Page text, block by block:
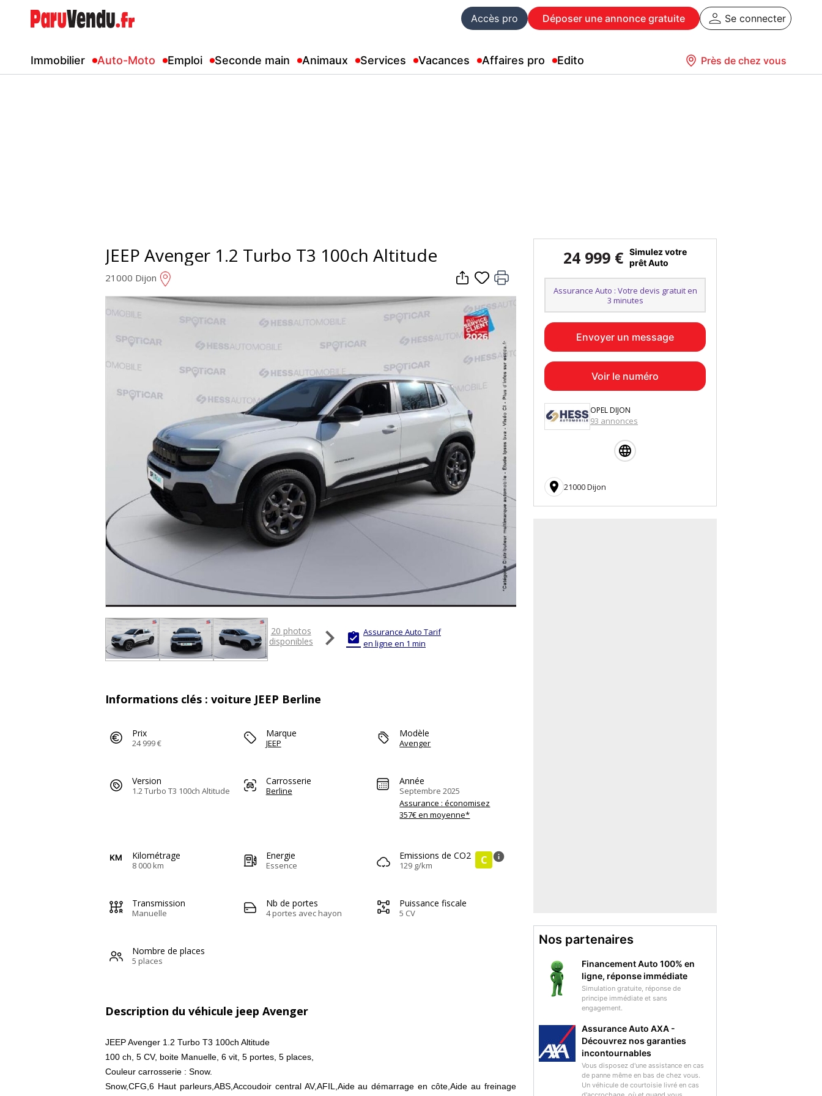
Accès pro Déposer une annonce gratuite Se connecter
Immobilier Auto-Moto Emploi Seconde main Animaux Services Vacances Affaires pro Edito Près de chez vous
JEEP Avenger 1.2 Turbo T3 100ch Altitude
21000 Dijon
20 photos
disponibles
  Assurance Auto Tarif
en ligne en 1 min
Informations clés : voiture JEEP Berline
Prix
24 999 €
Marque
JEEP
Modèle
Avenger
Version
1.2 Turbo T3 100ch Altitude
Carrosserie
Berline
Année
Septembre 2025
Assurance : économisez
357€ en moyenne*
Kilométrage
8 000 km
Energie
Essence
Emissions de CO2
129 g/km C info
Transmission
Manuelle
Nb de portes
4 portes avec hayon
Puissance fiscale
5 CV
Nombre de places
5 places
Description du véhicule jeep Avenger
JEEP Avenger 1.2 Turbo T3 100ch Altitude
100 ch, 5 CV, boite Manuelle, 6 vit, 5 portes, 5 places,
Couleur carrosserie : Snow.
Snow,CFG,6 Haut parleurs,ABS,Accoudoir central AV,AFIL,Aide au démarrage en côte,Aide au freinage
24 999 € Simulez votre
prêt Auto
Assurance Auto : Votre devis gratuit en
3 minutes
Envoyer un message
Voir le numéro
OPEL DIJON
93 annonces
 21000 Dijon
Nos partenaires
Financement Auto 100% en
ligne, réponse immédiate
Simulation gratuite, réponse de
principe immédiate et sans
engagement.
Assurance Auto AXA -
Découvrez nos garanties
incontournables
Vous disposez d'une assistance en cas
de panne même en bas de chez vous.
Un véhicule de courtoisie livré en cas